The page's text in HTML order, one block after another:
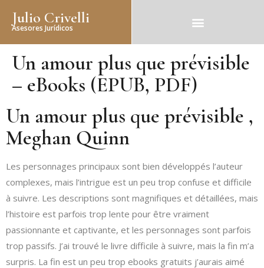
Julio Crivelli
Asesores Jurídicos
Un amour plus que prévisible
– eBooks (EPUB, PDF)
Un amour plus que prévisible ,
Meghan Quinn
Les personnages principaux sont bien développés l’auteur
complexes, mais l’intrigue est un peu trop confuse et difficile
à suivre. Les descriptions sont magnifiques et détaillées, mais
l’histoire est parfois trop lente pour être vraiment
passionnante et captivante, et les personnages sont parfois
trop passifs. J’ai trouvé le livre difficile à suivre, mais la fin m’a
surpris. La fin est un peu trop ebooks gratuits j’aurais aimé